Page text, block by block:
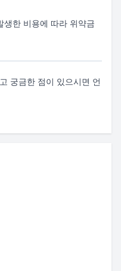
생한 비용에 따라 위약금
궁금한 점이 있으시면 언